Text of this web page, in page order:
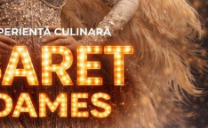
dintr-un context
întrebări despre
organic și a ajuns astăzi
de femei
prezență fizică în mai
Napoca.